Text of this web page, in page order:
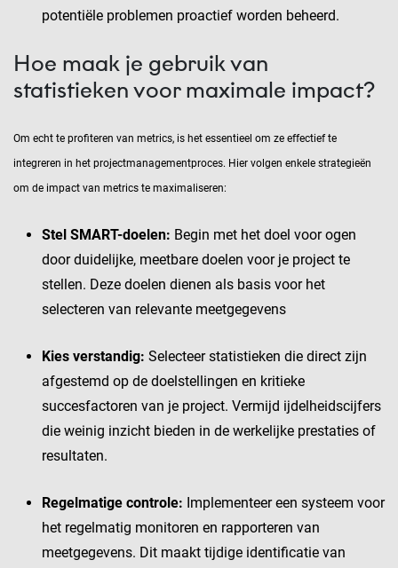
potentiële problemen proactief worden beheerd.
Hoe maak je gebruik van
statistieken voor maximale impact?
Om echt te profiteren van metrics, is het essentieel om ze effectief te
integreren in het projectmanagementproces. Hier volgen enkele strategieën
om de impact van metrics te maximaliseren:
Stel SMART-doelen: Begin met het doel voor ogen
door duidelijke, meetbare doelen voor je project te
stellen. Deze doelen dienen als basis voor het
selecteren van relevante meetgegevens
Kies verstandig: Selecteer statistieken die direct zijn
afgestemd op de doelstellingen en kritieke
succesfactoren van je project. Vermijd ijdelheidscijfers
die weinig inzicht bieden in de werkelijke prestaties of
resultaten.
Regelmatige controle: Implementeer een systeem voor
het regelmatig monitoren en rapporteren van
meetgegevens. Dit maakt tijdige identificatie van